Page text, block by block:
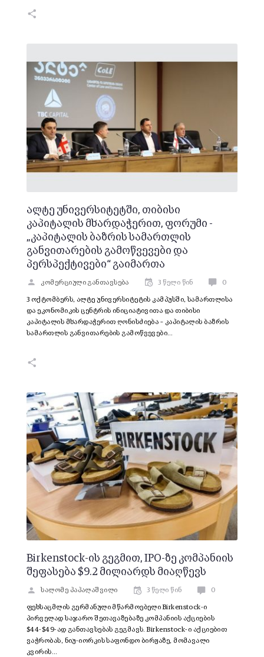
ალტე უნივერსიტეტში, თიბისი
კაპიტალის მხარდაჭერით, ფორუმი -
„კაპიტალის ბაზრის სამართლის
განვითარების გამოწვევები და
პერსპექტივები“ გაიმართა
კომერციული განთავსება 3 წელი წინ 0
3 ოქტომბერს, ალტე უნივერსიტეტის კამპუსში, სამართლისა
და ეკონომიკის ცენტრის ინიციატივითა და თიბისი
კაპიტალის მხარდაჭერით ღონისძიება – კაპიტალის ბაზრის
სამართლის განვითარების გამოწვევები…
Birkenstock-ის გეგმით, IPO-ზე კომპანიის
შეფასება $9.2 მილიარდს მიაღწევს
სალომე პაპალაშვილი 3 წელი წინ 0
ფეხსაცმლის გერმანული მწარმოებელი Birkenstock-ი
პირველად საჯარო შეთავაზებაზე კომპანიის აქციების
$44-$49-ად განთავსებას გეგმავს. Birkenstock-ი აქციებით
ვაჭრობას, ნიუ-იორკის საფონდო ბირჟაზე, მომავალი
კვირის…